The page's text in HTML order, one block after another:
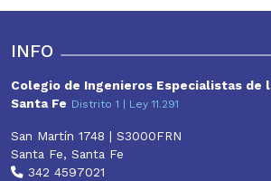
s
INFO
Colegio de Ingenieros Especialistas de
Santa Fe Distrito 1 | Ley 11.291
San Martín 1748 | S3000FRN
Santa Fe, Santa Fe
342 4597021